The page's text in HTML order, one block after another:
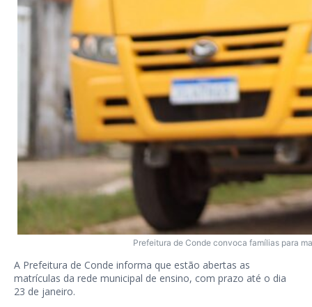
Prefeitura de Conde convoca famílias para
A Prefeitura de Conde informa que estão abertas as
matrículas da rede municipal de ensino, com prazo até o dia
23 de janeiro.